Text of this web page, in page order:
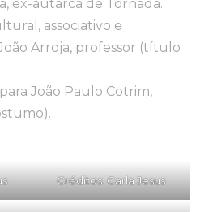
ex-autarca de Tornada.
associativo e
Arroja, professor (título
João Paulo Cotrim,
Créditos: Carla Jesus